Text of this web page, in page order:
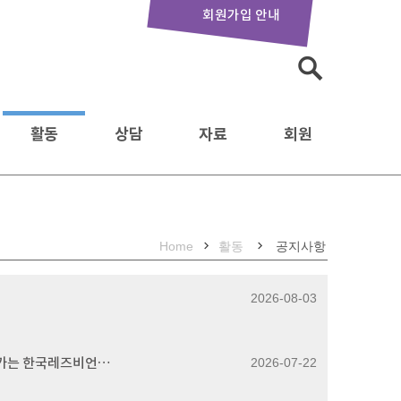
회원가입 안내
활동 상담 자료 회원
Home 활동 공지사항
2026-08-03
<한국 퀴어 아카이빙 실천과 기록 생태계의 전망: 라운드테이블> – “또다른세상”을 향한 32년의 기록: 회원과 함께 이어가는 한국레즈비언상담소의 아카이빙 실천 2026-07-22